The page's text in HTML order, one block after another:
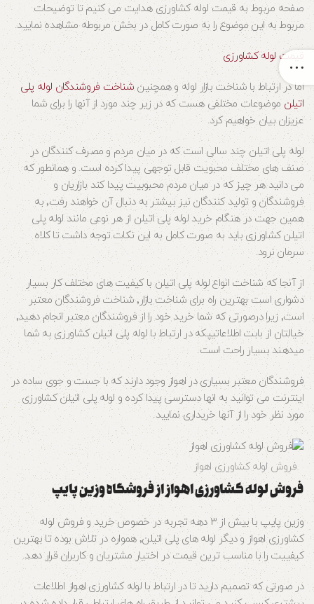
صفحه مربوط به قیمت لوله کشاورزی هدایت می کنیم تا توضیحات
مربوط به این موضوع را به صورت کامل در بخش مربوطه مشاهده نمایید.
قیمت لوله کشاورزی
اما در ارتباط با شناخت بازار لوله و همچنینشناخت فروشندگان لوله پلی
اتیلن موضوعات مختلفی هست که در زیر چند مورد از آنها را برای شما
عزیزان بیان خواهیم کرد.
لوله پلی اتیلن چند سالی است که در میان مردم و مصرف کنندگان در
صنف های مختلف محبویت قابل توجهی پیدا کرده است. و همانطور که
می دانید هر چیز که در میان مردم محبوبیت پیدا کند بازاریان و
فروشندگان و تولید کنندگان نیز بیشتر به دنبال آن خواهند رفت٬ به
همین جهت در هنگام خرید لوله پلی اتیلن از هر نوعی مانند لوله پلی
اتیلن کشاورزی باید به صورت کامل به این نکات توجه داشت تا کلاه
سرمان نرود.
از آنجا که شناخت انواع لوله پلی اتیلن با کیفیت های مختلف کار بسیار
دشواری است بهترین راه برای شناخت بازار٬ شناخت فروشندگان معتبر
است٬ زیرا درصورتی که شما خرید خود را از فروشندگان معتبر انجام دهید٬
خیالتان از بابت اطلاعاتیپکه در ارتباط با لوله پلی اتیلن کشاورزی به شما
میدهند بسیار راحت است.
فروشندگان معتبر بسیاری در اهواز وجود دارند که با جست و جوی ساده در
اینترنت می توانید به انها دسترسی پیدا کرده و لوله پلی اتیلن کشاورزی
مورد نظر خود را از آنها خریداری نمایید.
فروش لوله کشاورزی اهواز
فروش لوله کشاورزی اهواز از فروشگاه وزین پایپ
وزین پایپ با بیش از ۳ دهه تجربه در خصوص خرید و فروش لوله
کشاورزی اهواز و دیگر لوله های پلی اتیلن٬ همواره در تلاش بوده تا بهترین
کیفییت را با مناسب ترین قیمت در اختیار مشتریان و کاربران قرار دهد.
در صورتی که تصمیم دارید تا در ارتباط با لوله کشاورزی اهواز اطلاعات